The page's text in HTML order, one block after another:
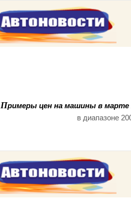
Примеры цен на машины в марте
в диапазоне